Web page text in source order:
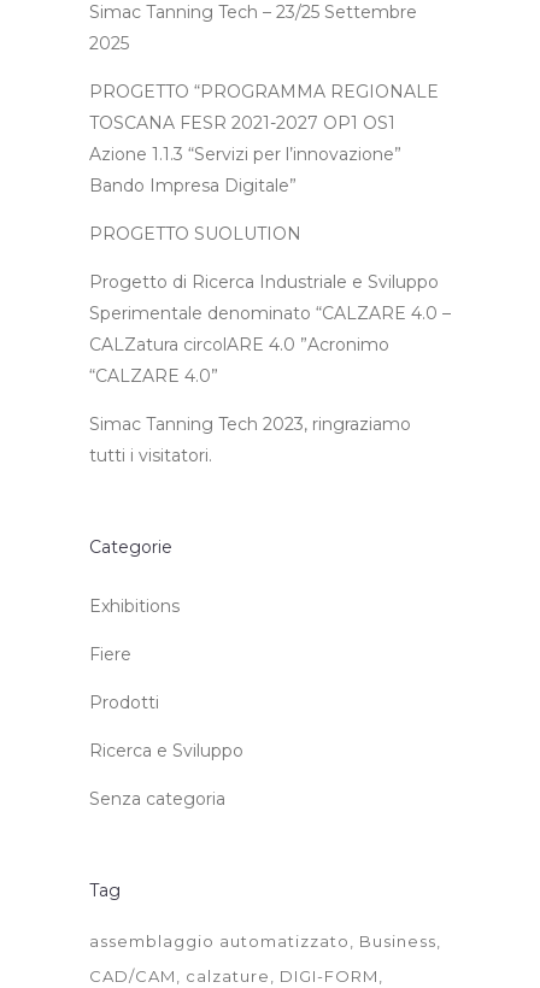
Simac Tanning Tech – 23/25 Settembre
2025
PROGETTO “PROGRAMMA REGIONALE
TOSCANA FESR 2021-2027 OP1 OS1
Azione 1.1.3 “Servizi per l’innovazione”
Bando Impresa Digitale”
PROGETTO SUOLUTION
Progetto di Ricerca Industriale e Sviluppo
Sperimentale denominato “CALZARE 4.0 –
CALZatura circolARE 4.0 ”Acronimo
“CALZARE 4.0”
Simac Tanning Tech 2023, ringraziamo
tutti i visitatori.
Categorie
Exhibitions
Fiere
Prodotti
Ricerca e Sviluppo
Senza categoria
Tag
assemblaggio automatizzato
Business
CAD/CAM
calzature
DIGI-FORM